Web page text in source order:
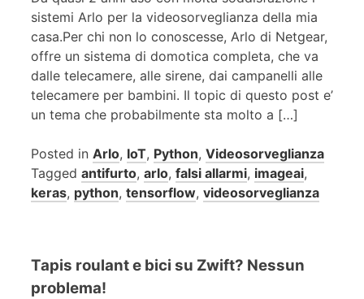
sistemi Arlo per la videosorveglianza della mia
casa.Per chi non lo conoscesse, Arlo di Netgear,
offre un sistema di domotica completa, che va
dalle telecamere, alle sirene, dai campanelli alle
telecamere per bambini. Il topic di questo post e’
un tema che probabilmente sta molto a […]
Posted in Arlo, IoT, Python, Videosorveglianza
Tagged antifurto, arlo, falsi allarmi, imageai,
keras, python, tensorflow, videosorveglianza
Tapis roulant e bici su Zwift? Nessun
problema!